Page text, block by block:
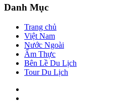
Danh Mục
Trang chủ
Việt Nam
Nước Ngoài
Ẩm Thực
Bên Lề Du Lịch
Tour Du Lịch